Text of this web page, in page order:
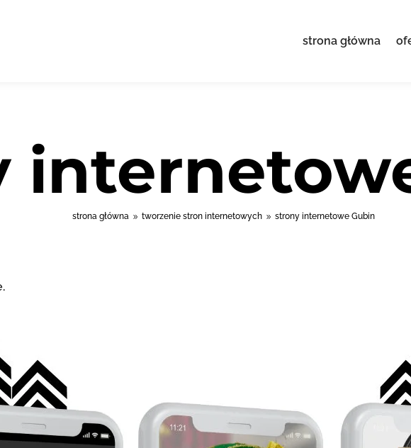
strona główna
strona główna 9 tworzenie stron internetowych 9 strony internetowe Gubin